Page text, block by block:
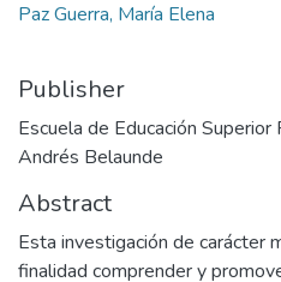
Paz Guerra, María Elena
Publisher
Escuela de Educación
Andrés Belaunde
Abstract
Esta investigación de carácter
finalidad comprender y